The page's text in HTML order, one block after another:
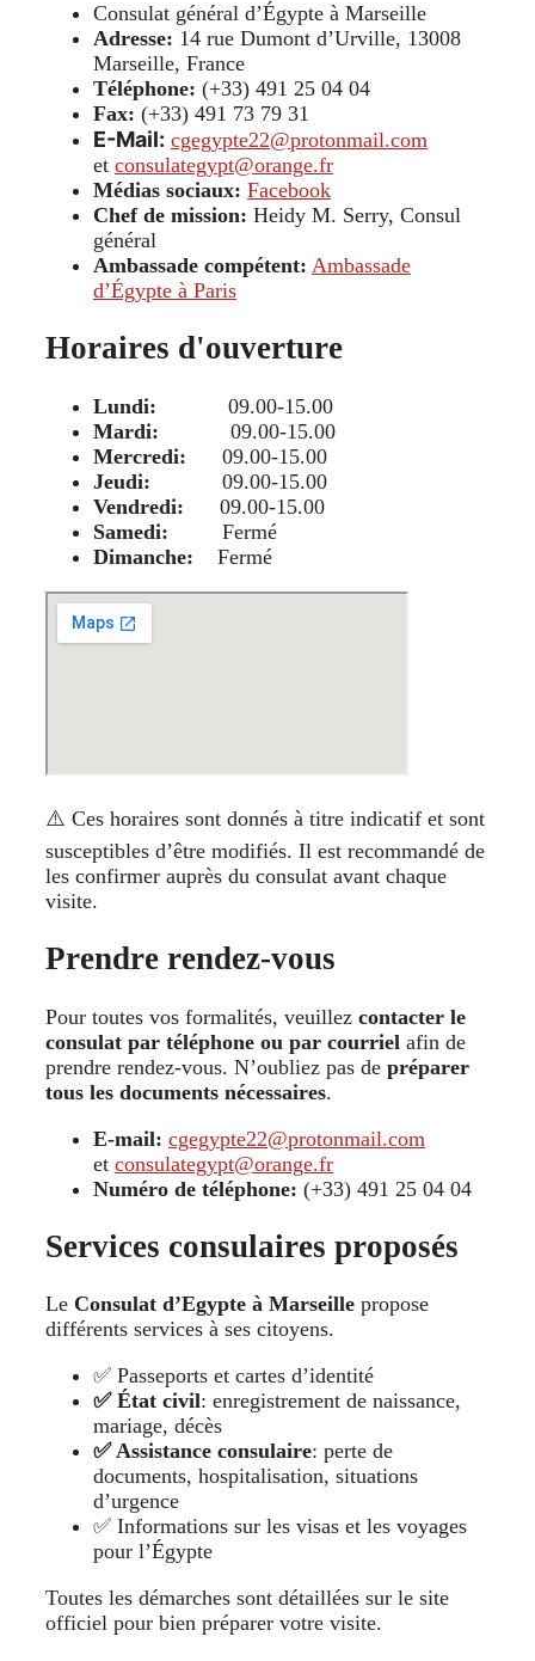
Consulat général d’Égypte à Marseille
Adresse: 14 rue Dumont d’Urville, 13008
Marseille, France
Téléphone: (+33) 491 25 04 04
Fax: (+33) 491 73 79 31
E-Mail: cgegypte22@protonmail.com
et consulategypt@orange.fr
Médias sociaux: Facebook
Chef de mission: Heidy M. Serry, Consul
général
Ambassade compétent: Ambassade
d’Égypte à Paris
Horaires d'ouverture
Lundi: 09.00-15.00
Mardi: 09.00-15.00
Mercredi: 09.00-15.00
Jeudi: 09.00-15.00
Vendredi: 09.00-15.00
Samedi: Fermé
Dimanche: Fermé
⚠️ Ces horaires sont donnés à titre indicatif et sont
susceptibles d’être modifiés. Il est recommandé de
les confirmer auprès du consulat avant chaque
visite.
Prendre rendez-vous
Pour toutes vos formalités, veuillez contacter le
consulat par téléphone ou par courriel afin de
prendre rendez-vous. N’oubliez pas de préparer
tous les documents nécessaires.
E-mail: cgegypte22@protonmail.com
et consulategypt@orange.fr
Numéro de téléphone: (+33) 491 25 04 04
Services consulaires proposés
Le Consulat d’Egypte à Marseille propose
différents services à ses citoyens.
✅ Passeports et cartes d’identité
✅ État civil: enregistrement de naissance,
mariage, décès
✅ Assistance consulaire: perte de
documents, hospitalisation, situations
d’urgence
✅ Informations sur les visas et les voyages
pour l’Égypte
Toutes les démarches sont détaillées sur le site
officiel pour bien préparer votre visite.